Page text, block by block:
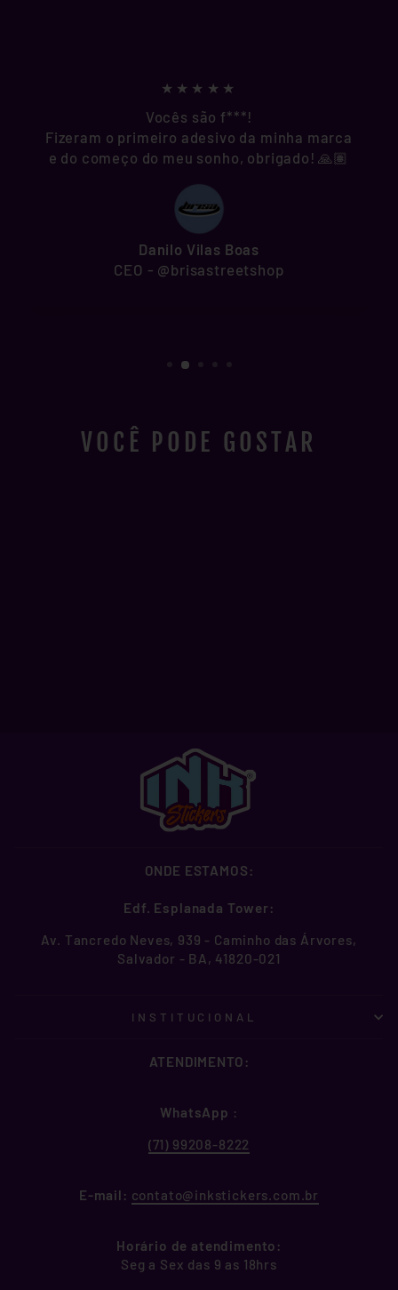
★★★★★
Vocês são f***!
Fizeram o primeiro adesivo da minha marca
e do começo do meu sonho, obrigado! 🙏🏽
Danilo Vilas Boas
CEO - @brisastreetshop
VOCÊ PODE GOSTAR
ONDE ESTAMOS:
Edf. Esplanada Tower:
Av. Tancredo Neves, 939 - Caminho das Árvores,
Salvador - BA, 41820-021
INSTITUCIONAL
ATENDIMENTO:
WhatsApp :
(71) 99208-8222
E-mail: contato@inkstickers.com.br
Horário de atendimento:
Seg a Sex das 9 as 18hrs